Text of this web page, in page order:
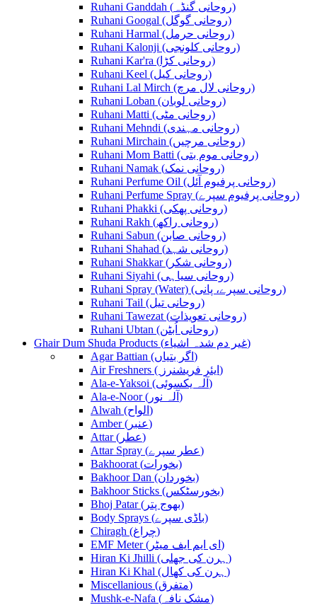
Ruhani Ganddah (روحانی گنڈہ)
Ruhani Googal (روحانی گوگل)
Ruhani Harmal (روحانی حرمل)
Ruhani Kalonji (روحانی کلونجی)
Ruhani Kar'ra (روحانی کڑا)
Ruhani Keel (روحانی کیل)
Ruhani Lal Mirch (روحانی لال مرچ)
Ruhani Loban (روحانی لوبان)
Ruhani Matti (روحانی مٹی)
Ruhani Mehndi (روحانی مہندی)
Ruhani Mirchain (روحانی مرچیں)
Ruhani Mom Batti (روحانی موم بتی)
Ruhani Namak (روحانی نمک)
Ruhani Perfume Oil (روحانی پرفیوم آئل)
Ruhani Perfume Spray (روحانی پرفیوم سپرے)
Ruhani Phakki (روحانی پھکی)
Ruhani Rakh (روحانی راکھ)
Ruhani Sabun (روحانی صابن)
Ruhani Shahad (روحانی شہد)
Ruhani Shakkar (روحانی شکر)
Ruhani Siyahi (روحانی سیاہی)
Ruhani Spray (Water) (روحانی سپرے، پانی)
Ruhani Tail (روحانی تیل)
Ruhani Tawezat (روحانی تعویذات)
Ruhani Ubtan (روحانی اُبٹن)
Ghair Dum Shuda Products (غیر دم شدہ اشیاء)
Agar Battian (اگر بتیاں)
Air Freshners ( ایئر فریشنرز)
Ala-e-Yaksoi (آلہ یکسوئی)
Ala-e-Noor (آلہ نور)
Alwah (الواح)
Amber (عنبر)
Attar (عطر)
Attar Spray (عطر سپرے)
Bakhoorat (بخورات)
Bakhoor Dan (بخوردان)
Bakhoor Sticks (بخورسٹکس)
Bhoj Patar (بھوج پتر)
Body Sprays (باڈی سپرے)
Chiragh (چراغ)
EMF Meter (ای ایم ایف میٹر)
Hiran Ki Jhilli (ہرن کی جھلی)
Hiran Ki Khal (ہرن کی کھال)
Miscellanious (متفرق)
Mushk-e-Nafa (مشک نافہ)